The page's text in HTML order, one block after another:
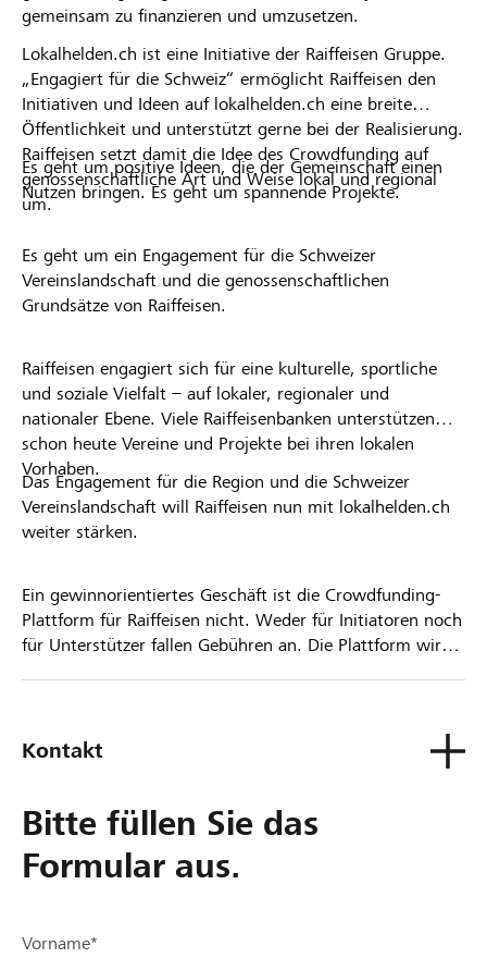
gemeinsam zu finanzieren und umzusetzen.
Lokalhelden.ch ist eine Initiative der Raiffeisen Gruppe.
„Engagiert für die Schweiz“ ermöglicht Raiffeisen den
Initiativen und Ideen auf lokalhelden.ch eine breite
Öffentlichkeit und unterstützt gerne bei der Realisierung.
Raiffeisen setzt damit die Idee des Crowdfunding auf
genossenschaftliche Art und Weise lokal und regional
um.
Es geht um positive Ideen, die der Gemeinschaft einen
Nutzen bringen. Es geht um spannende Projekte.
Es geht um ein Engagement für die Schweizer
Vereinslandschaft und die genossenschaftlichen
Grundsätze von Raiffeisen.
Raiffeisen engagiert sich für eine kulturelle, sportliche
und soziale Vielfalt – auf lokaler, regionaler und
nationaler Ebene. Viele Raiffeisenbanken unterstützen
schon heute Vereine und Projekte bei ihren lokalen
Vorhaben.
Das Engagement für die Region und die Schweizer
Vereinslandschaft will Raiffeisen nun mit lokalhelden.ch
weiter stärken.
Ein gewinnorientiertes Geschäft ist die Crowdfunding-
Plattform für Raiffeisen nicht. Weder für Initiatoren noch
für Unterstützer fallen Gebühren an. Die Plattform wird
Kontakt
Bitte füllen Sie das
Formular aus.
Vorname*